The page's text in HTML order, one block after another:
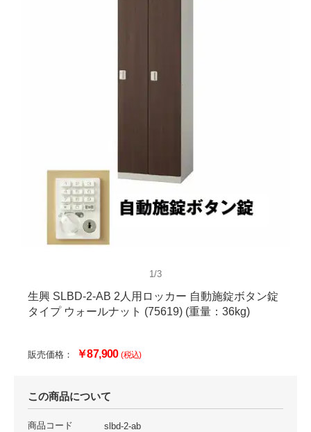
1/3
生興 SLBD-2-AB 2人用ロッカー 自動施錠ボタン錠
タイプ ウォールナット (75619) (重量：36kg)
販売価格： ￥87,900(税込)
この商品について
商品コード
slbd-2-ab